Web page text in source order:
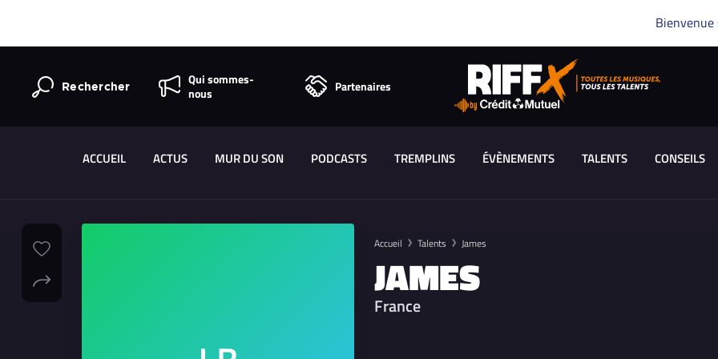
Bienvenue
Rechercher
Qui sommes-
nous
Partenaires
ACCUEIL ACTUS MUR DU SON PODCASTS TREMPLINS ÉVÈNEMENTS TALENTS CONSEILS
Accueil Talents James
JAMES
France